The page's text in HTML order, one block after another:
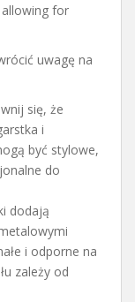
for
uwagę na
się, że
i
być stylowe,
do
dodają
i odporne na
zależy od